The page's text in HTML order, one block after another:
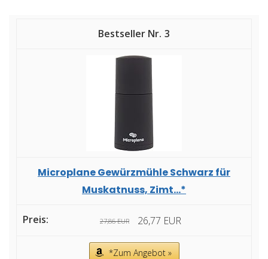
3
Microplane Gewürzmühle Schwarz für
Muskatnuss, Zimt...*
27,86 EUR 26,77 EUR
*Zum Angebot »